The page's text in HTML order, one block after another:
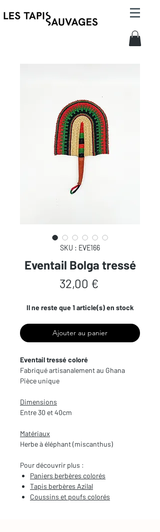
SKU : EVE166
Eventail Bolga tressé
32,00 €Prix
Il ne reste que 1 article(s) en stock
Ajouter au panier
Eventail tressé coloré
Fabriqué artisanalement au Ghana
Pièce unique
Dimensions
Entre 30 et 40cm
Matériaux
Herbe à éléphant (miscanthus)
Pour découvrir plus :
Paniers berbères colorés
Tapis berbères Azilal
Coussins et poufs colorés